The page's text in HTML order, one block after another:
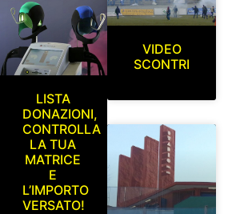
LISTA
DONAZIONI,
CONTROLLA
LA TUA
MATRICE
E
L’IMPORTO
VERSATO!
VIDEO
SCONTRI